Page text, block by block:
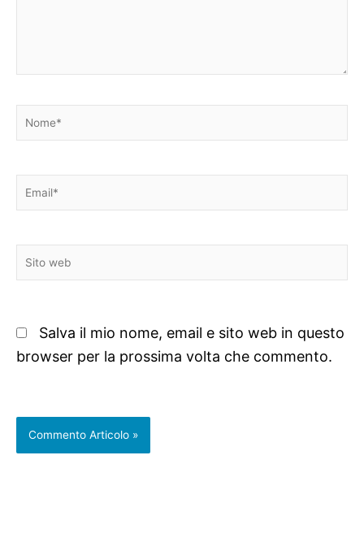
Nome*
Email*
Sito
web
Salva il mio nome, email e sito web in questo
browser per la prossima volta che commento.